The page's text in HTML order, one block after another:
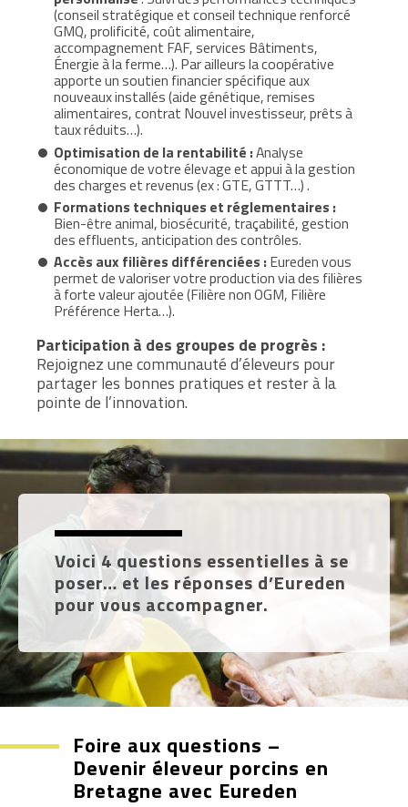
(conseil stratégique et conseil technique renforcé
GMQ, prolificité, coût alimentaire,
accompagnement FAF, services Bâtiments,
Énergie à la ferme…). Par ailleurs la coopérative
apporte un soutien financier spécifique aux
nouveaux installés (aide génétique, remises
alimentaires, contrat Nouvel investisseur, prêts à
taux réduits…).
Optimisation de la rentabilité :Analyse
économique de votre élevage et appui à la gestion
des charges et revenus (ex : GTE, GTTT…) .
Formations techniques et réglementaires :
Bien-être animal, biosécurité, traçabilité, gestion
des effluents, anticipation des contrôles.
Accès aux filières différenciées :Eureden vous
permet de valoriser votre production via des filières
à forte valeur ajoutée (Filière non OGM, Filière
Préférence Herta…).
Participation à des groupes de progrès :
Rejoignez une communauté d’éleveurs pour
partager les bonnes pratiques et rester à la
pointe de l’innovation.
Voici 4 questions essentielles à se
poser… et les réponses d’Eureden
pour vous accompagner.
Foire aux questions –
Devenir éleveur porcins en
Bretagne avec Eureden